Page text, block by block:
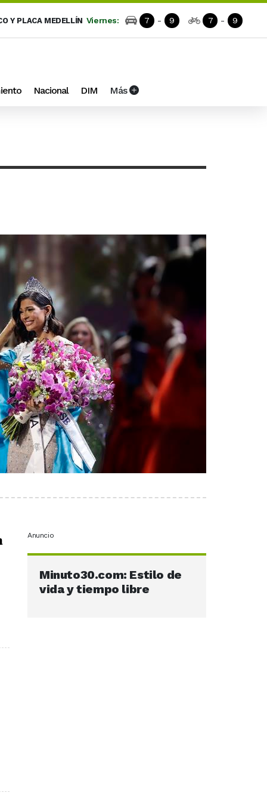
Y PLACA MEDELLÍN Viernes: 7 - 9 7 - 9
Nacional DIM Más
Anuncio
Minuto30.com: Estilo de
vida y tiempo libre